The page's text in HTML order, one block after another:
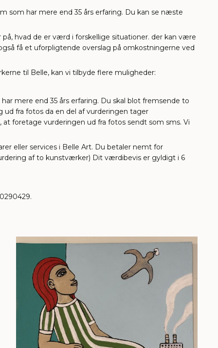
som har mere end 35 års erfaring. Du kan se næste
hvad de er værd i forskellige situationer. der kan være
få et uforpligtende overslag på omkostningerne ved
til Belle, kan vi tilbyde flere muligheder:
mere end 35 års erfaring. Du skal blot fremsende to
fra fotos da en del af vurderingen tager
foretage vurderingen ud fra fotos sendt som sms. Vi
eller services i Belle Art. Du betaler nemt for
af to kunstværker) Dit værdibevis er gyldigt i 6